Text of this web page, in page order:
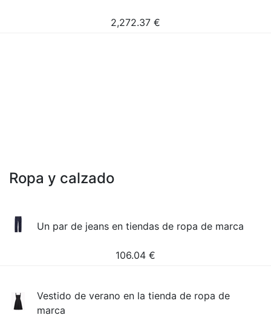
2,272.37 €
Ropa y calzado
Un par de jeans en tiendas de ropa de marca
106.04 €
Vestido de verano en la tienda de ropa de
marca